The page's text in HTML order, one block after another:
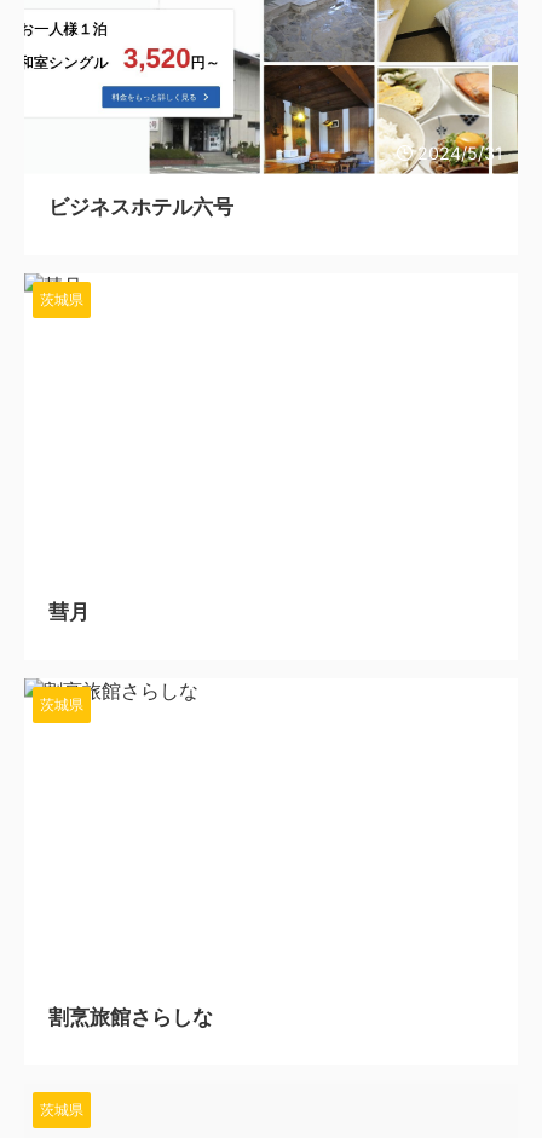
2024/5/31
ビジネスホテル六号
茨城県
彗月
茨城県
割烹旅館さらしな
茨城県